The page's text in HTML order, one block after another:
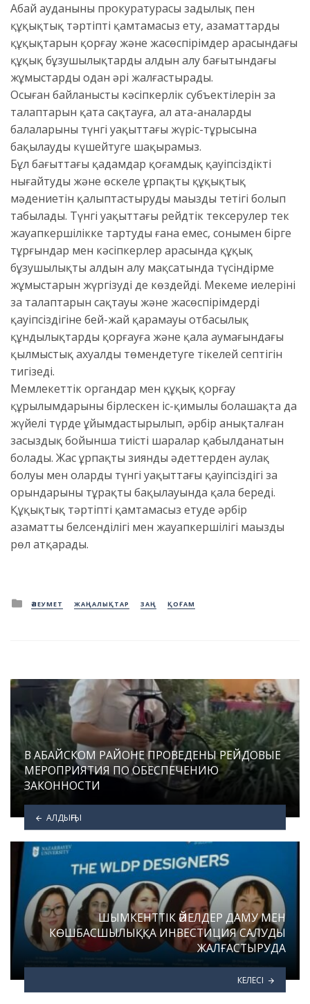
Абай ауданының прокуратурасы заңдылық пен
құқықтық тәртіпті қамтамасыз ету, азаматтардың
құқықтарын қорғау және жасөспірімдер арасындағы
құқық бұзушылықтардың алдын алу бағытындағы
жұмыстарды одан әрі жалғастырады.
Осыған байланысты кәсіпкерлік субъектілерін заң
талаптарын қатаң сақтауға, ал ата-аналарды
балаларының түнгі уақыттағы жүріс-тұрысына
бақылауды күшейтуге шақырамыз.
Бұл бағыттағы қадамдар қоғамдық қауіпсіздікті
нығайтудың және өскелең ұрпақтың құқықтық
мәдениетін қалыптастырудың маңызды тетігі болып
табылады. Түнгі уақыттағы рейдтік тексерулер тек
жауапкершілікке тартуды ғана емес, сонымен бірге
тұрғындар мен кәсіпкерлер арасында құқық
бұзушылықтың алдын алу мақсатында түсіндірме
жұмыстарын жүргізуді де көздейді. Мекеме иелерінің
заң талаптарын сақтауы және жасөспірімдердің
қауіпсіздігіне бей-жай қарамауы отбасылық
құндылықтарды қорғауға және қала аумағындағы
қылмыстық ахуалды төмендетуге тікелей септігін
тигізеді.
Мемлекеттік органдар мен құқық қорғау
құрылымдарының бірлескен іс-қимылы болашақта да
жүйелі түрде ұйымдастырылып, әрбір анықталған
заңсыздық бойынша тиісті шаралар қабылданатын
болады. Жас ұрпақтың зиянды әдеттерден аулақ
болуы мен олардың түнгі уақыттағы қауіпсіздігі заң
орындарының тұрақты бақылауында қала береді.
Құқықтық тәртіпті қамтамасыз етуде әрбір
азаматтың белсенділігі мен жауапкершілігі маңызды
рөл атқарады.
Posted
in
ӘЛЕУМЕТ ЖАҢАЛЫҚТАР ЗАҢ ҚОҒАМ
В АБАЙСКОМ РАЙОНЕ ПРОВЕДЕНЫ РЕЙДОВЫЕ
МЕРОПРИЯТИЯ ПО ОБЕСПЕЧЕНИЮ
ЗАКОННОСТИ
АЛДЫҢҒЫ
ШЫМКЕНТТІК ӘЙЕЛДЕР ДАМУ МЕН
КӨШБАСШЫЛЫҚҚА ИНВЕСТИЦИЯ САЛУДЫ
ЖАЛҒАСТЫРУДА
КЕЛЕСІ